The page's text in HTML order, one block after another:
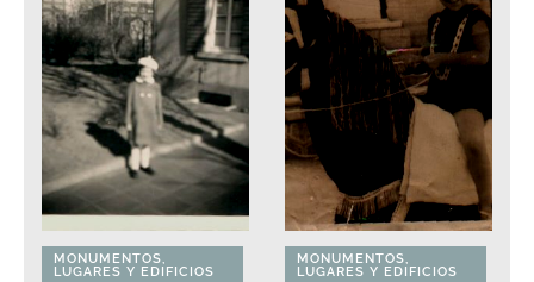
MONUMENTOS,
LUGARES Y EDIFICIOS
MONUMENTOS,
LUGARES Y EDIFICIOS